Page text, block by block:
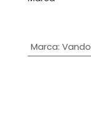
Marca: